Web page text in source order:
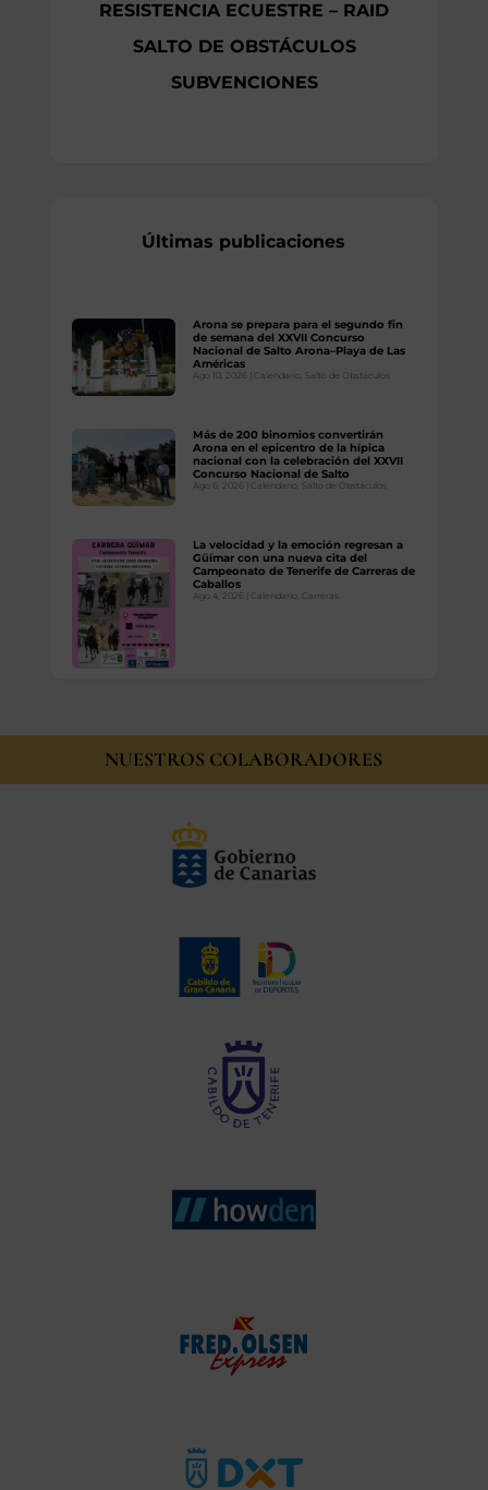
RESISTENCIA ECUESTRE – RAID
SALTO DE OBSTÁCULOS
SUBVENCIONES
Últimas publicaciones
Arona se prepara para el segundo fin
de semana del XXVII Concurso
Nacional de Salto Arona–Playa de Las
Américas
Ago 10, 2026 Calendario, Salto de Obstáculos
Más de 200 binomios convertirán
Arona en el epicentro de la hípica
nacional con la celebración del XXVII
Concurso Nacional de Salto
Ago 6, 2026 Calendario, Salto de Obstáculos
La velocidad y la emoción regresan a
Güímar con una nueva cita del
Campeonato de Tenerife de Carreras de
Caballos
Ago 4, 2026 Calendario, Carreras
NUESTROS COLABORADORES